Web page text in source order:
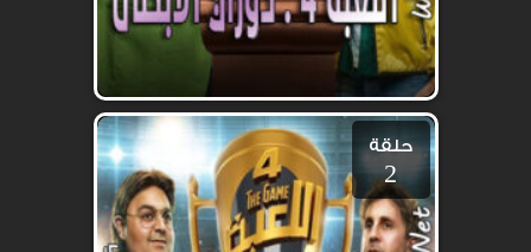
حلقة
2